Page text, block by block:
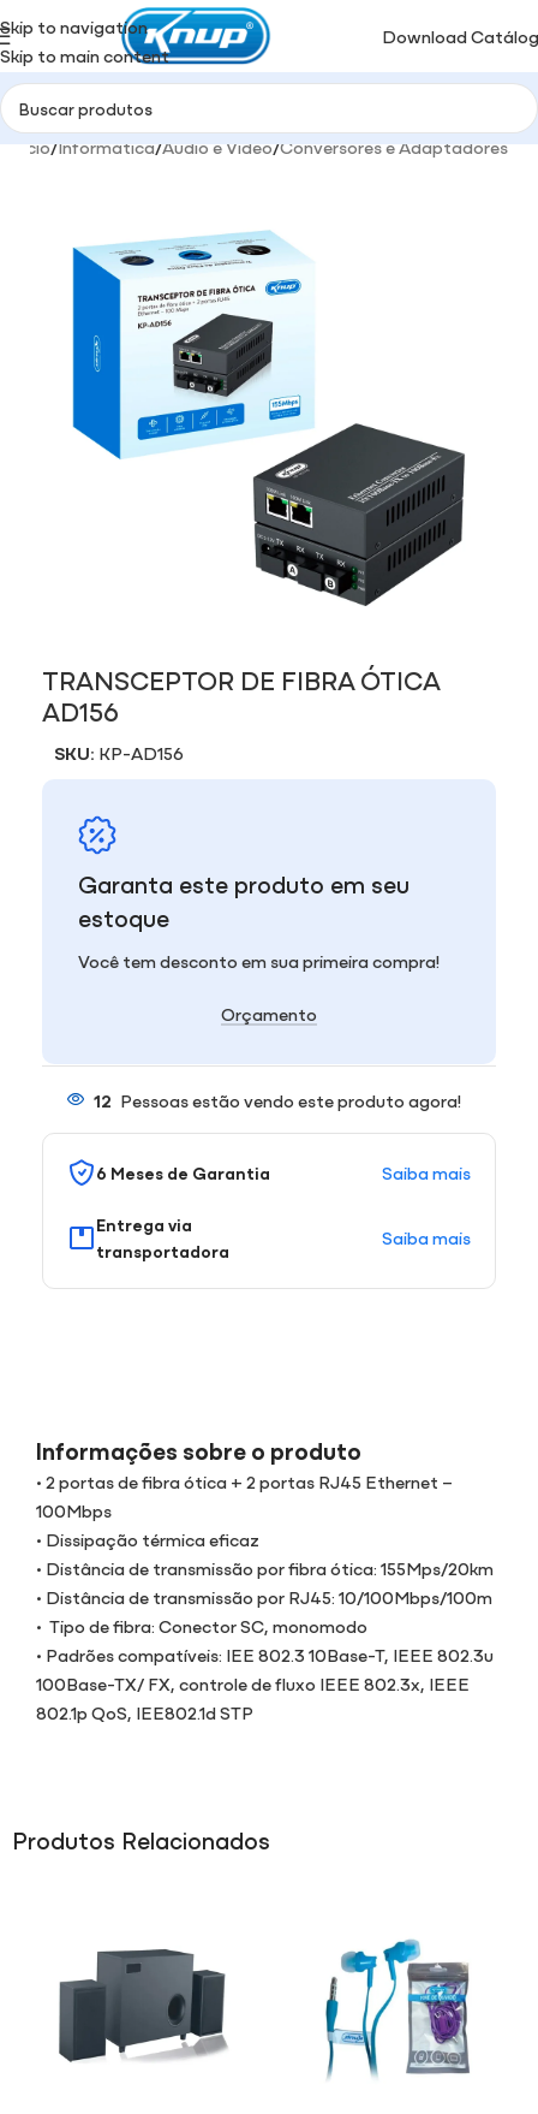
Skip to navigation
Skip to main content
Download
Início/Informática/Audio e Video/Conversores e Adaptadores
TRANSCEPTOR DE FIBRA ÓTICA
AD156
SKU: KP-AD156
Garanta este produto em seu
estoque
Você tem desconto em sua primeira compra!
Orçamento
12 Pessoas estão vendo este produto agora!
6 Meses de Garantia Saiba mais
Entrega via
transportadora
Saiba mais
Informações sobre o produto
• 2 portas de fibra ótica + 2 portas RJ45 Ethernet –
100Mbps
• Dissipação térmica eficaz
• Distância de transmissão por fibra ótica: 155Mps/20km
• Distância de transmissão por RJ45: 10/100Mbps/100m
• Tipo de fibra: Conector SC, monomodo
• Padrões compatíveis: IEE 802.3 10Base-T, IEEE 802.3u
100Base-TX/ FX, controle de fluxo IEEE 802.3x, IEEE
802.1p QoS, IEE802.1d STP
Produtos Relacionados